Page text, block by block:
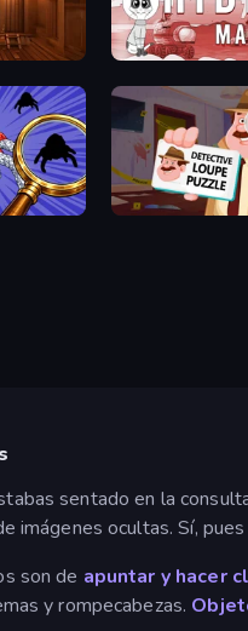
Hidden Mars
Detective Loupe
sentado en la
imágenes ocultas. Sí,
son de apuntar y hacer
y rompecabezas.